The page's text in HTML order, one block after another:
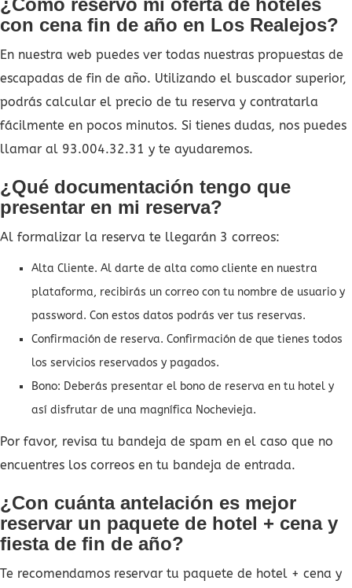
con cena fin de año en Los Realejos?
En nuestra web puedes ver todas nuestras propuestas de
escapadas de fin de año. Utilizando el buscador superior,
podrás calcular el precio de tu reserva y contratarla
fácilmente en pocos minutos. Si tienes dudas, nos puedes
llamar al 93.004.32.31 y te ayudaremos.
¿Qué documentación tengo que
presentar en mi reserva?
Al formalizar la reserva te llegarán 3 correos:
Alta Cliente. Al darte de alta como cliente en nuestra
plataforma, recibirás un correo con tu nombre de usuario y
password. Con estos datos podrás ver tus reservas.
Confirmación de reserva. Confirmación de que tienes todos
los servicios reservados y pagados.
Bono: Deberás presentar el bono de reserva en tu hotel y
así disfrutar de una magnífica Nochevieja.
Por favor, revisa tu bandeja de spam en el caso que no
encuentres los correos en tu bandeja de entrada.
¿Con cuánta antelación es mejor
reservar un paquete de hotel + cena y
fiesta de fin de año?
Te recomendamos reservar tu paquete de hotel + cena y